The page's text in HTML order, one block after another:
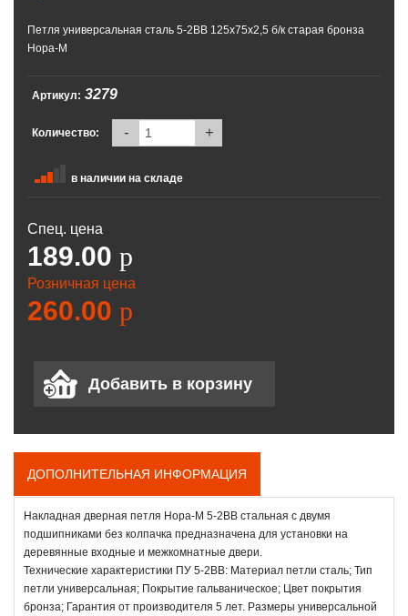
Петля универсальная сталь 5-2ВВ 125х75х2,5 б/к старая бронза
Нора-М
Артикул: 3279
Количество: - +
в наличии на складе
Спец. цена
189.00 p
Розничная цена
260.00 p
ДОПОЛНИТЕЛЬНАЯ ИНФОРМАЦИЯ
Накладная дверная петля Нора-М 5-2ВВ стальная с двумя
подшипниками без колпачка предназначена для установки на
деревянные входные и межкомнатные двери.
Технические характеристики ПУ 5-2ВВ: Материал петли сталь; Тип
петли универсальная; Покрытие гальваническое; Цвет покрытия
бронза; Гарантия от производителя 5 лет. Размеры универсальной